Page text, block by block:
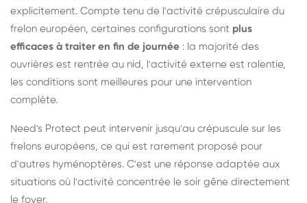
explicitement. Compte tenu de l'activité crépusculaire du
frelon européen, certaines configurations sont plus
efficaces à traiter en fin de journée : la majorité des
ouvrières est rentrée au nid, l'activité externe est ralentie,
les conditions sont meilleures pour une intervention
complète.
Need's Protect peut intervenir jusqu'au crépuscule sur les
frelons européens, ce qui est rarement proposé pour
d'autres hyménoptères. C'est une réponse adaptée aux
situations où l'activité concentrée le soir gêne directement
le foyer.